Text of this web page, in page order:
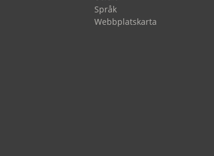
Språk
Webbplatskarta